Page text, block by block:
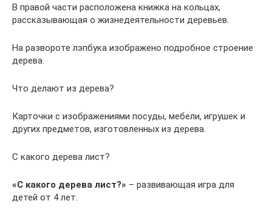
В правой части расположена книжка на кольцах,
рассказывающая о жизнедеятельности деревьев.
На развороте лэпбука изображено подробное строение
дерева.
Что делают из дерева?
Карточки с изображениями посуды, мебели, игрушек и
других предметов, изготовленных из дерева.
С какого дерева лист?
«С какого дерева лист?» – развивающая игра для
детей от 4 лет.